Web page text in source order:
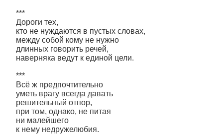
***
Дороги тех,
кто не нуждаются в пустых словах,
между собой кому не нужно
длинных говорить речей,
наверняка ведут к единой цели.
***
Всё ж предпочтительно
уметь врагу всегда давать
решительный отпор,
при том, однако, не питая
ни малейшего
к нему недружелюбия.